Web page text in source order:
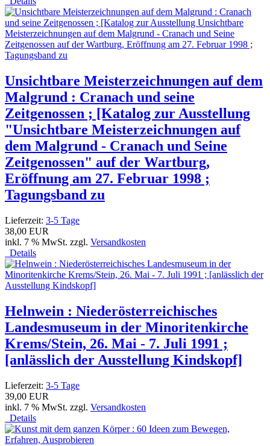
Unsichtbare Meisterzeichnungen auf dem
Malgrund : Cranach und seine
Zeitgenossen ; [Katalog zur Ausstellung
"Unsichtbare Meisterzeichnungen auf
dem Malgrund - Cranach und Seine
Zeitgenossen" auf der Wartburg,
Eröffnung am 27. Februar 1998 ;
Tagungsband zu
Lieferzeit: 3-5 Tage
38,00 EUR
inkl. 7 % MwSt. zzgl. Versandkosten
Details
Helnwein : Niederösterreichisches
Landesmuseum in der Minoritenkirche
Krems/Stein, 26. Mai - 7. Juli 1991 ;
[anlässlich der Ausstellung Kindskopf]
Lieferzeit: 3-5 Tage
39,00 EUR
inkl. 7 % MwSt. zzgl. Versandkosten
Details